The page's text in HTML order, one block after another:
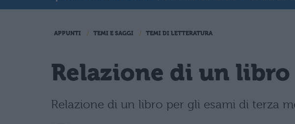
APPUNTI TEMI E SAGGI TEMI DI LETTERATURA
Relazione di un libro
Relazione di un libro per gli esami di terza